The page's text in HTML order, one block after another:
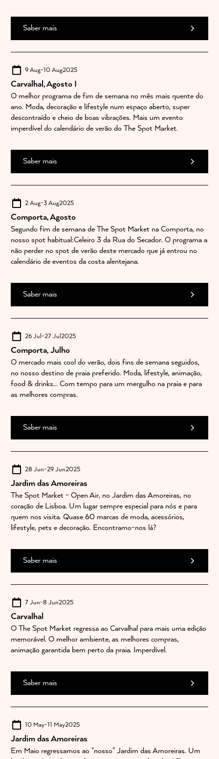
Saber mais
9 Aug-10 Aug2025
Carvalhal, Agosto I
O melhor programa de fim de semana no mês mais quente do
ano. Moda, decoração e lifestyle num espaço aberto, super
descontraído e cheio de boas vibrações. Mais um evento
imperdível do calendário de verão do The Spot Market.
Saber mais
2 Aug-3 Aug2025
Comporta, Agosto
Segundo fim de semana de The Spot Market na Comporta, no
nosso spot habitual:Celeiro 3 da Rua do Secador. O programa a
não perder no spot de verão deste mercado que já entrou no
calendário de eventos da costa alentejana.
Saber mais
26 Jul-27 Jul2025
Comporta, Julho
O mercado mais cool do verão, dois fins de semana seguidos,
no nosso destino de praia preferido. Moda, lifestyle, animação,
food & drinks... Com tempo para um mergulho na praia e para
as melhores compras.
Saber mais
28 Jun-29 Jun2025
Jardim das Amoreiras
The Spot Market - Open Air, no Jardim das Amoreiras, no
coração de Lisboa. Um lugar sempre especial para nós e para
quem nos visita. Quase 60 marcas de moda, acessórios,
lifestyle, pets e decoração. Encontramo-nos lá?
Saber mais
7 Jun-8 Jun2025
Carvalhal
O The Spot Market regressa ao Carvalhal para mais uma edição
memorável. O melhor ambiente, as melhores compras,
animação garantida bem perto da praia. Imperdível.
Saber mais
10 May-11 May2025
Jardim das Amoreiras
Em Maio regressamos ao "nosso" Jardim das Amoreiras. Um